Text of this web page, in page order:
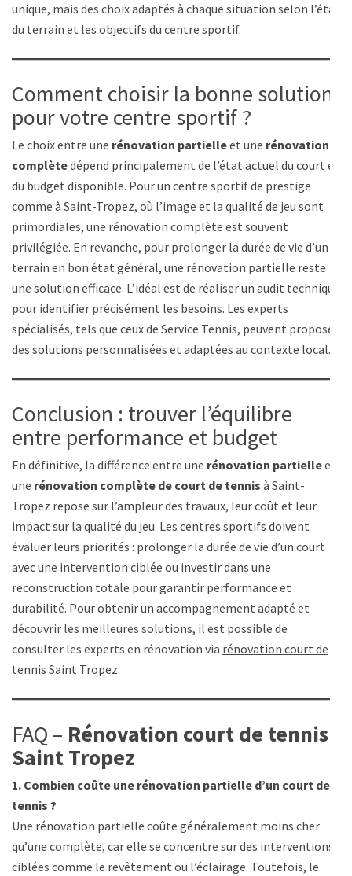
unique, mais des choix adaptés à chaque situation selon l’état
du terrain et les objectifs du centre sportif.
Comment choisir la bonne solution
pour votre centre sportif ?
Le choix entre une rénovation partielleet une rénovation
complètedépend principalement de l’état actuel du court et
du budget disponible. Pour un centre sportif de prestige
comme à Saint-Tropez, où l’image et la qualité de jeu sont
primordiales, une rénovation complète est souvent
privilégiée. En revanche, pour prolonger la durée de vie d’un
terrain en bon état général, une rénovation partielle reste
une solution efficace. L’idéal est de réaliser un audit technique
pour identifier précisément les besoins. Les experts
spécialisés, tels que ceux de Service Tennis, peuvent proposer
des solutions personnalisées et adaptées au contexte local.
Conclusion : trouver l’équilibre
entre performance et budget
En définitive, la différence entre une rénovation partielleet
une rénovation complète de court de tennis à Saint-
Tropez repose sur l’ampleur des travaux, leur coût et leur
impact sur la qualité du jeu. Les centres sportifs doivent
évaluer leurs priorités : prolonger la durée de vie d’un court
avec une intervention ciblée ou investir dans une
reconstruction totale pour garantir performance et
durabilité. Pour obtenir un accompagnement adapté et
découvrir les meilleures solutions, il est possible de
consulter les experts en rénovation via rénovation court de
tennis Saint Tropez.
FAQ – Rénovation court de tennis
Saint Tropez
1. Combien coûte une rénovation partielle d’un court de
tennis ?
Une rénovation partielle coûte généralement moins cher
qu’une complète, car elle se concentre sur des interventions
ciblées comme le revêtement ou l’éclairage. Toutefois, le